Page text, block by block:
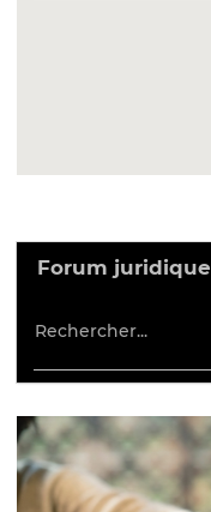
Forum juridique